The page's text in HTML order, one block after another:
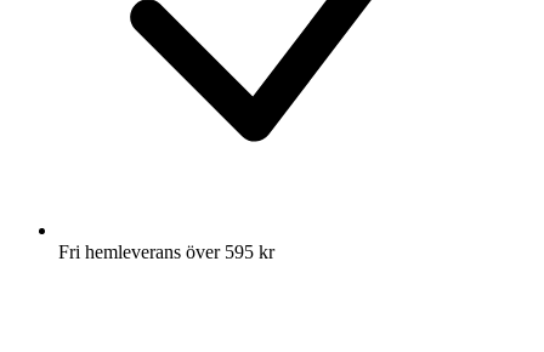
Fri hemleverans över 595 kr